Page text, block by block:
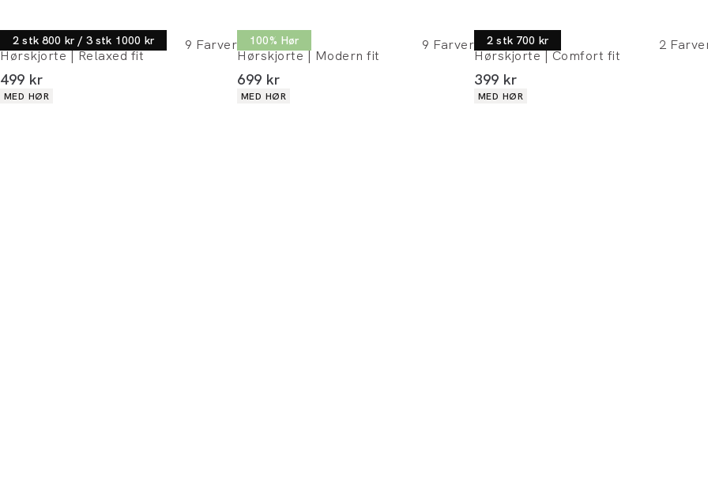
2 stk 800 kr / 3 stk 1000 kr
Lindbergh
Hørskjorte | Relaxed fit
9 Farver
I alt (inkl. rabat)
499 kr
Produkt egenskaber
MED HØR
100% Hør
Lindbergh
Hørskjorte | Modern fit
9 Farver
I alt (inkl. rabat)
699 kr
Produkt egenskaber
MED HØR
2 stk 700 kr
Morgan
Hørskjorte | Comfort fit
2
I alt (inkl. rabat)
399 kr
Produkt egenskaber
MED HØR